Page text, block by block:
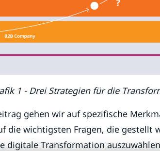
1 - Drei Strategien für die
gehen wir auf spezifische
die wichtigsten Fragen, die gestellt
digitale Transformation